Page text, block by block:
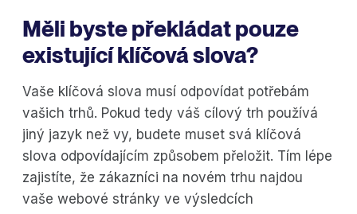
Měli byste překládat pouze
existující klíčová slova?
Vaše klíčová slova musí odpovídat potřebám
vašich trhů. Pokud tedy váš cílový trh používá
jiný jazyk než vy, budete muset svá klíčová
slova odpovídajícím způsobem přeložit. Tím lépe
zajistíte, že zákazníci na novém trhu najdou
vaše webové stránky ve výsledcích